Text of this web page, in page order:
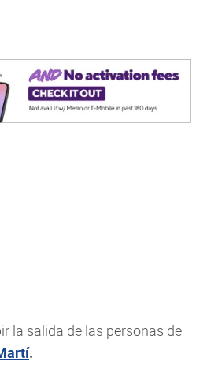
la salida de las personas de
.